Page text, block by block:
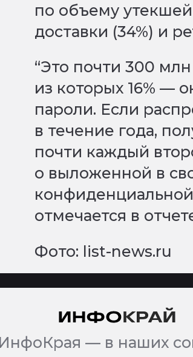
по объему
доставки (34%) и
“Это почти 300
из которых 16% —
пароли. Если
в течение года,
почти каждый
о выложенной в
отмечается в
Фото: list-news.ru
— в наших